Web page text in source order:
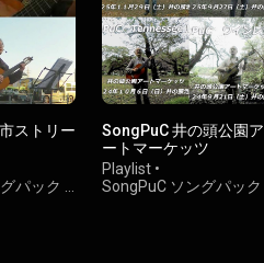
ストリー
パック
SongPuC 井の頭公園ア
ートマーケッツ
Playlist •
SongPuC ソングパック